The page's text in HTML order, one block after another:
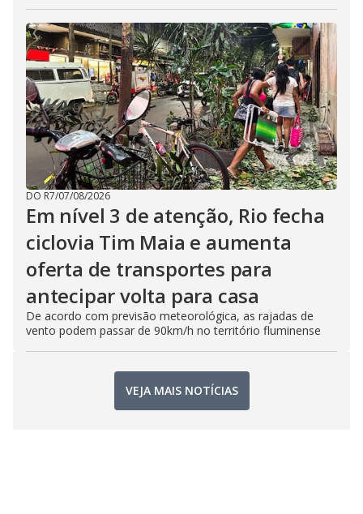
DO R7/07/08/2026
Em nível 3 de atenção, Rio fecha
ciclovia Tim Maia e aumenta
oferta de transportes para
antecipar volta para casa
De acordo com previsão meteorológica, as rajadas de
vento podem passar de 90km/h no território fluminense
VEJA MAIS NOTÍCIAS